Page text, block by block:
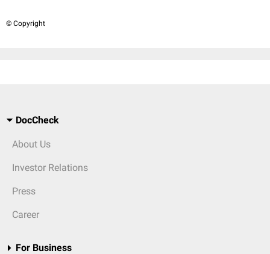
© Copyright
DocCheck
About Us
Investor Relations
Press
Career
For Business